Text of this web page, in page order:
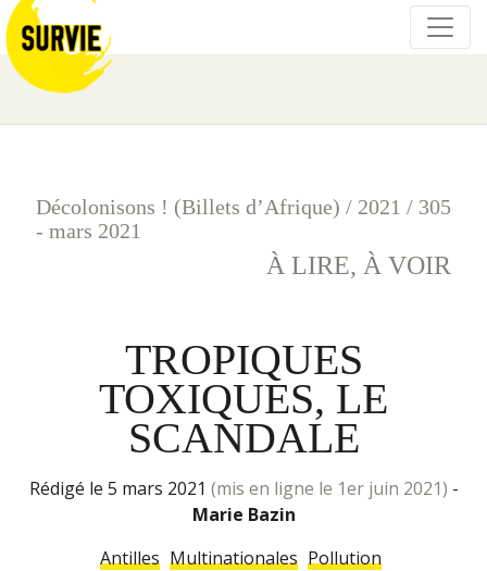
Décolonisons ! (Billets d’Afrique) / 2021 / 305
- mars 2021
À LIRE, À VOIR
TROPIQUES
TOXIQUES, LE
SCANDALE
rédigé le 5 mars 2021 (mis en ligne le 1er juin 2021) -
Marie Bazin
Antilles Multinationales Pollution